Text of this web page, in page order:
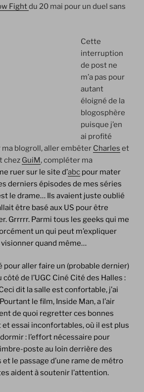
Fightdu 20 mai pour un duel sans
Cette
interruption
de post ne
m’a pas pour
autant
éloigné de la
blogosphère
puisque j’en
ai profité
blogroll, aller embêter Charles et
chez GuiM, compléter ma
ruer sur le site d’abc pour mater
derniers épisodes de mes séries
le drame… Ils avaient juste oublié
être basé aux US pour être
Grrrrr. Parmi tous les geeks qui me
un qui peut m’expliquer
quand même…
pour aller faire un (probable dernier)
de l’UGC Ciné Cité des Halles :
dit la salle est confortable, j’ai
le film, Inside Man, a l’air
de quoi regretter ces bonnes
et essai inconfortables, où il est plus
: l’effort nécessaire pour
poste au loin derrière des
le passage d’une rame de métro
aident à soutenir l’attention.